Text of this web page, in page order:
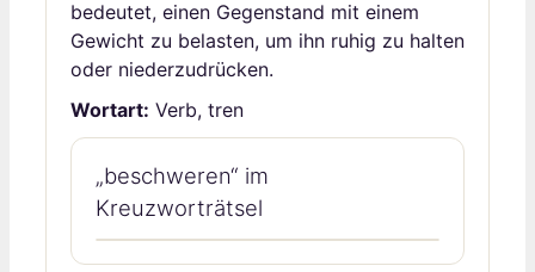
bedeutet, einen Gegenstand mit einem
Gewicht zu belasten, um ihn ruhig zu halten
oder niederzudrücken.
Wortart: Verb, tren
„beschweren“ im
Kreuzworträtsel